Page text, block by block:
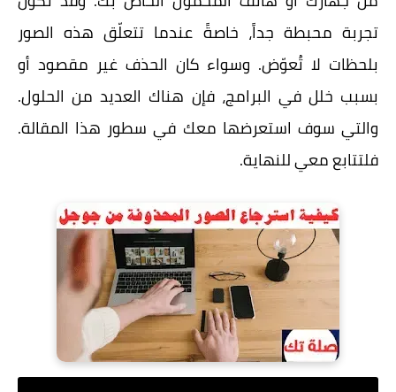
تجربة محبطة جداً، خاصةً عندما تتعلّق هذه الصور
بلحظات لا تُعوّض. وسواء كان الحذف غير مقصود أو
بسبب خلل في البرامج، فإن هناك العديد من الحلول.
والتي سوف استعرضها معك في سطور هذا المقالة.
فلتتابع معي للنهاية.